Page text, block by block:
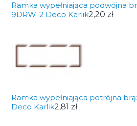
Ramka wypełniająca podwójna
9DRW-2 Deco Karlik2,20 zł
Ramka wypełniająca potrójna
Deco Karlik2,81 zł